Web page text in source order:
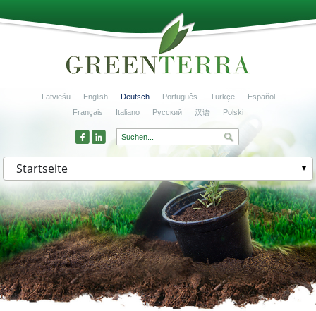
Latviešu English Deutsch Português Türkçe
Español
Français
Italiano Русский 汉语 Polski
Startseite